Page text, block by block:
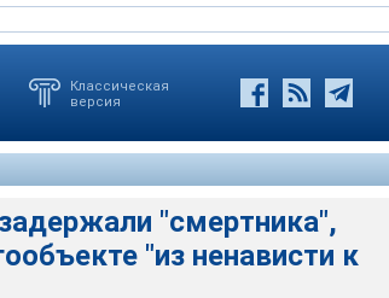
Классическая
версия
"смертника",
"из ненависти к
о предотвращении теракта на
Как сообщается на сайте
теракт, а также осуществлял
самодельное взрывное устройство,
для синтезирования взрывчатых
содержания в отношении российских